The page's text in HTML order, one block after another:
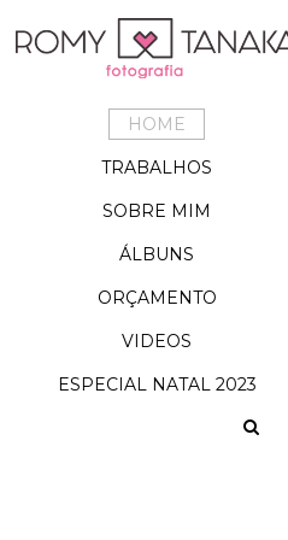
HOME
TRABALHOS
SOBRE MIM
ÁLBUNS
ORÇAMENTO
VIDEOS
ESPECIAL NATAL 2023